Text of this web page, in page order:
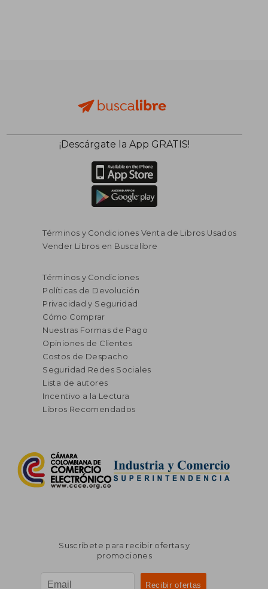
¡Descárgate la App GRATIS!
Términos y Condiciones Venta de Libros Usados
Vender Libros en Buscalibre
Términos y Condiciones
Políticas de Devolución
Privacidad y Seguridad
Cómo Comprar
Nuestras Formas de Pago
Opiniones de Clientes
Costos de Despacho
Seguridad Redes Sociales
Lista de autores
Incentivo a la Lectura
Libros Recomendados
Suscríbete para recibir ofertas y
promociones